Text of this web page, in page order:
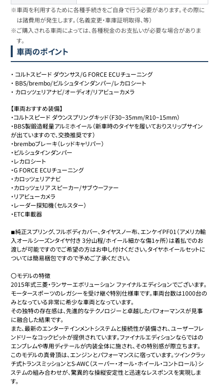
※車両を利用するために各種手続きをご自身で行う必要があります。その際に
は諸費用が発生します。（名義変更・車庫証明取得、等）
※ご購入される車両によっては、各種税金のお支払いが必要な場合がありま
す。
車両のポイント
・ コルトスピード ダウンサス/G FORCE ECUチューニング
・ BBS/brembo/ビルシュタインダンパー/レカロシート
・ カロッツェリアナビ/オーディオ/リアビューカメラ
【車両おすすめ装備】
・コルトスピード ダウンスプリングキッド（F30~35mm/R10~15mm）
・BBS製鍛造軽量アルミホイール（新車時のタイヤを履いておりスリップサイン
が出ていますので、交換推奨です）
・bremboブレーキ（レッドキャリパー）
・ビルシュタインダンパー
・レカロシート
・G FORCE ECUチューニング
・カロッツェリアナビ
・カロッツェリア スピーカー/サブウーファー
・リアビューカメラ
・レーダー探知機（セルスター）
・ETC車載器
◾︎純正スプリング、フルボディカバー、タイヤスノー布、エンケイPF01（アメリカ輸
入オールシーズンタイヤ付き 3分山程/ホイール細かな傷1ヶ所）は着払でのお
渡しが可能ですのでご希望の方はお申し付けください。タイヤホイールセットに
ついては簡易梱包ですので予めご了承ください。
〇モデルの特徴
2015年式三菱・ランサーエボリューション ファイナルエディションでございます。
モータースポーツのレガシーを受け継ぐ特別仕様車です。車両台数は1000台の
みとなっている非常に希少な車両となっています。
その独特の存在感は、先進的なテクノロジーと卓越したパフォーマンスが見事
に融合した結果です。
また、最新のエンターテインメントシステムと接続性が装備され、ユーザーフレ
ンドリーなコックピットが提供されています。ファイナルエディションならではの
エンブレムや専用ディテールが内装全体に施され、その特別感が際立ちます。
このモデルの真骨頂は、エンジンとパフォーマンスに宿っています。ツインクラッ
チ式トランスミッションとS-AWC（スーパー・オール・ホイール・コントロール）シ
ステムの組み合わせが、驚異的な操縦安定性と迅速なレスポンスを実現しま
す。